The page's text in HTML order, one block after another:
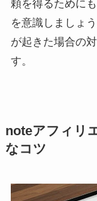
頼を得るために
を意識しましょ
が起きた場合の
す。
noteアフィリ
なコツ